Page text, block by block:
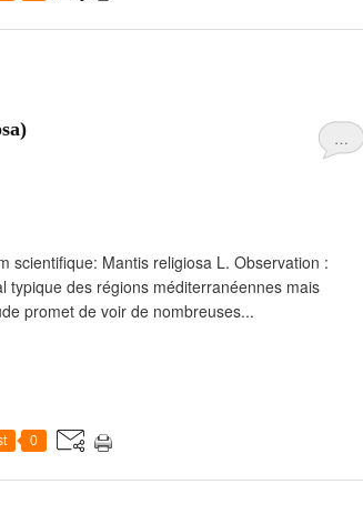
…
scientifique: Mantis religiosa L. Observation :
typique des régions méditerranéennes mais
promet de voir de nombreuses...
0